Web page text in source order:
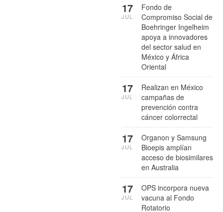
Fondo de
Compromiso Social de
Boehringer Ingelheim
apoya a innovadores
del sector salud en
México y África
Oriental
17
JUL
Realizan en México
campañas de
prevención contra
cáncer colorrectal
17
JUL
Organon y Samsung
Bioepis amplían
acceso de biosimilares
en Australia
17
JUL
OPS incorpora nueva
vacuna al Fondo
Rotatorio
17
JUL